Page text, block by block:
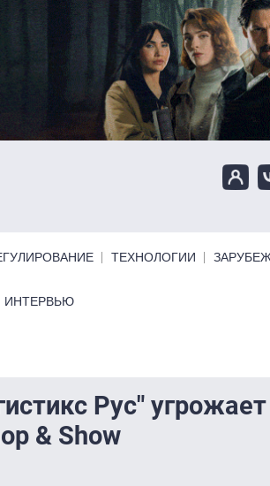
ТЕХНОЛОГИИ
ИНТЕРВЬЮ
Рус" угрожает
& Show